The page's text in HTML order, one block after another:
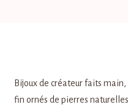
Bijoux de créateur faits
fin ornés de pierres